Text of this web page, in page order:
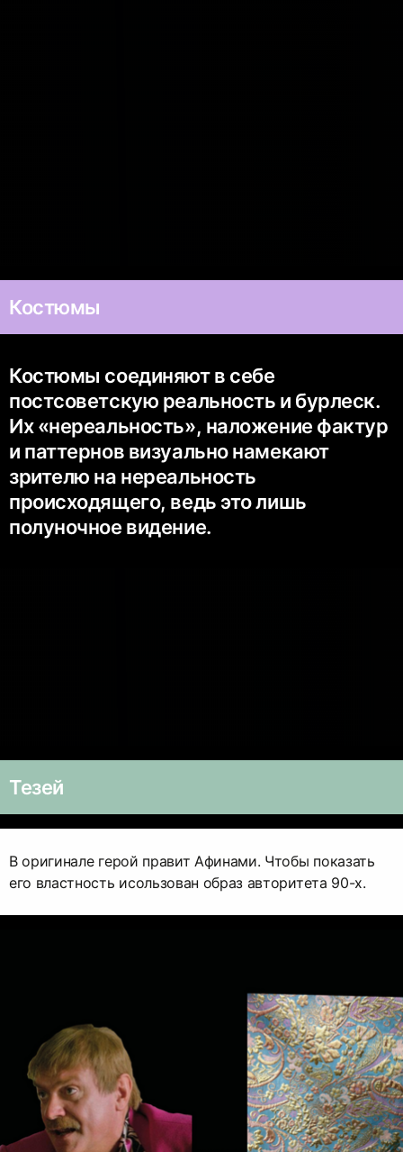
Костюмы
Костюмы соединяют в себе
постсоветскую реальность и бурлеск.
Их «нереальность», наложение фактур
и паттернов визуально намекают
зрителю на нереальность
происходящего, ведь это лишь
полуночное видение.
Тезей
В оригинале герой правит Афинами. Чтобы показать
его властность исользован образ авторитета 90-х.